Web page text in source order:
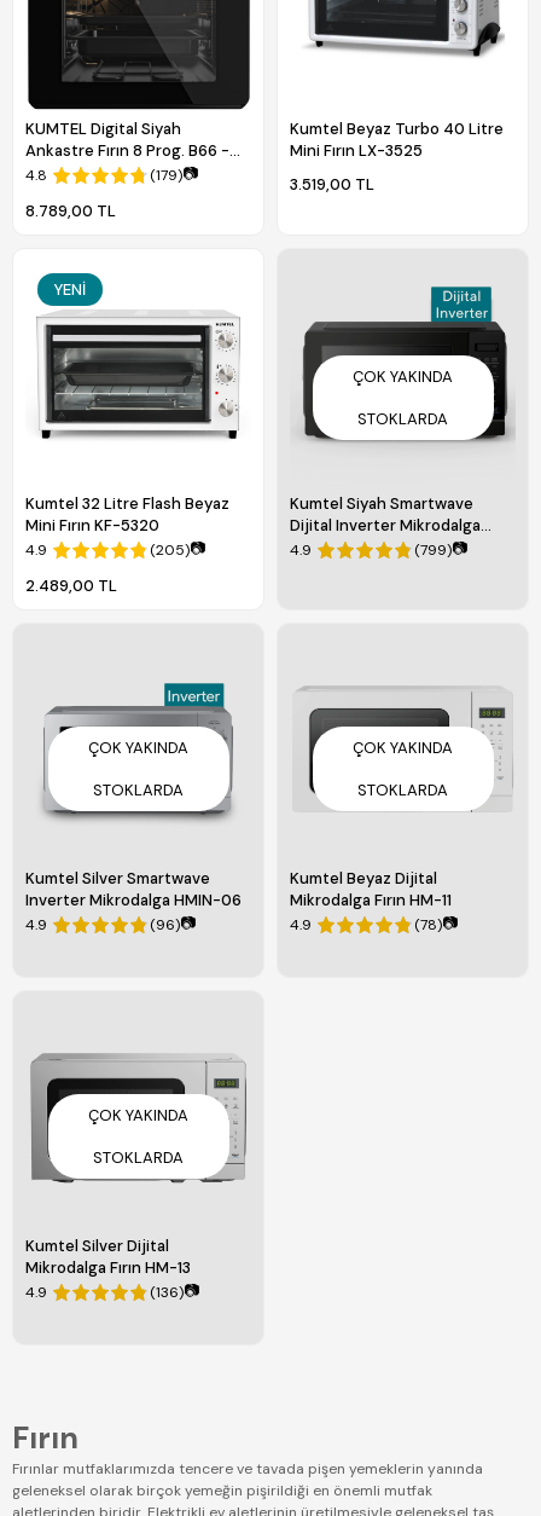
KUMTEL Digital Siyah
Ankastre Fırın 8 Prog. B66 -
SF2 (DDT)
4.8 (179)📷
8.789,00 TL
Kumtel Beyaz Turbo 40 Litre
Mini Fırın LX-3525
3.519,00 TL
Kumtel 32 Litre Flash Beyaz
Mini Fırın KF-5320
4.9 (205)📷
2.489,00 TL
YENI
ÇOK YAKINDA
STOKLARDA
Kumtel Siyah Smartwave
Dijital Inverter Mikrodalga
HMIN-02
4.9 (799)📷
ÇOK YAKINDA
STOKLARDA
Kumtel Silver Smartwave
Inverter Mikrodalga HMIN-06
4.9 (96)📷
ÇOK YAKINDA
STOKLARDA
Kumtel Beyaz Dijital
Mikrodalga Fırın HM-11
4.9 (78)📷
ÇOK YAKINDA
STOKLARDA
Kumtel Silver Dijital
Mikrodalga Fırın HM-13
4.9 (136)📷
Fırın
Fırınlar mutfaklarımızda tencere ve tavada pişen yemeklerin yanında
geleneksel olarak birçok yemeğin pişirildiği en önemli mutfak